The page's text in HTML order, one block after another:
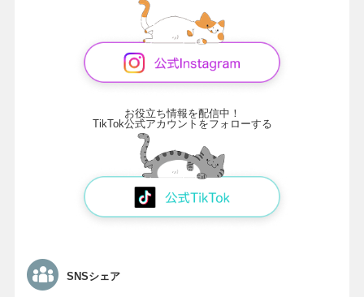
お役立ち情報を配信中！
TikTok公式アカウントをフォローする
SNSシェア